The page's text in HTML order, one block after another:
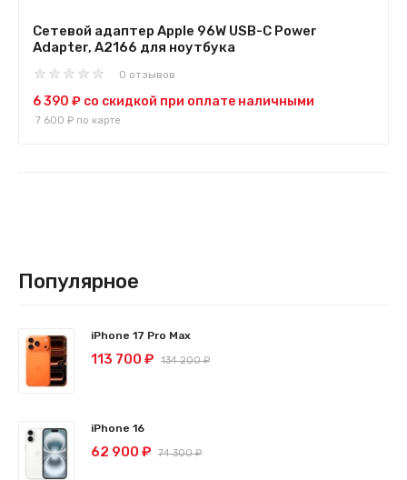
Сетевой адаптер Apple 96W USB-C Power
Adapter, A2166 для ноутбука
0 отзывов
6 390 ₽ со скидкой при оплате наличными
7 600 ₽ по карте
Популярное
iPhone 17 Pro Max
113 700 ₽ 134 200 ₽
iPhone 16
62 900 ₽ 74 300 ₽